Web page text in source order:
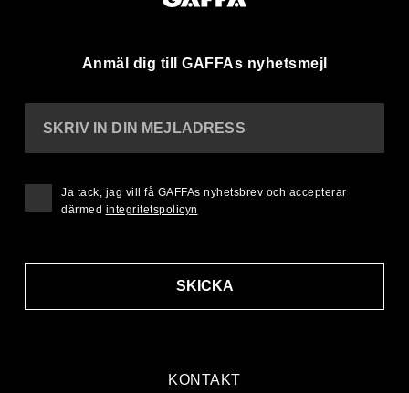
Anmäl dig till GAFFAs nyhetsmejl
KONTAKT
SKRIV IN DIN MEJLADRESS
SKICKA
Ja tack, jag vill få GAFFAs nyhetsbrev och accepterar
därmed integritetspolicyn